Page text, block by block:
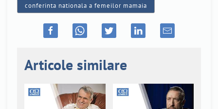
conferinta nationala a femeilor mamaia
Articole similare